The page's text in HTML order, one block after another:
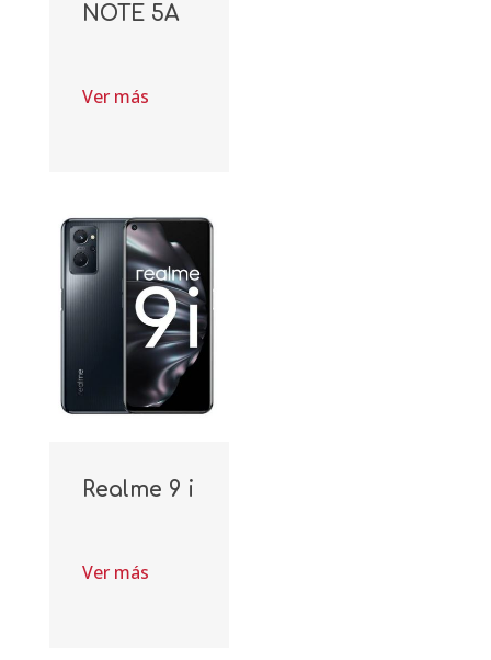
NOTE 5A
Ver más
Realme 9 i
Ver más